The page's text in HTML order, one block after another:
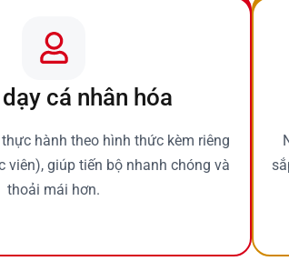
cá nhân hóa
hành theo hình thức kèm riêng
viên), giúp tiến bộ nhanh chóng và
thoải mái hơn.